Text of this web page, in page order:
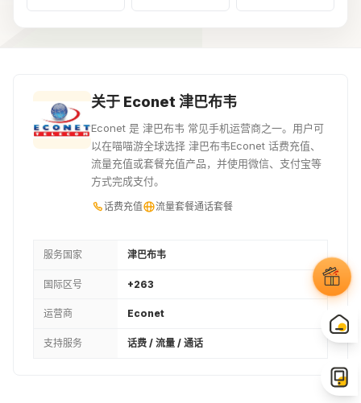
25USD
¥193.29
30USD
¥231.95
关于 Econet 津巴布韦
Econet 是 津巴布韦 常见手机运营商之一。用户可
以在喵喵游全球选择 津巴布韦Econet 话费充值、
流量充值或套餐充值产品，并使用微信、支付宝等
方式完成支付。
话费充值 流量套餐通话套餐
服务国家 津巴布韦
国际区号 +263
运营商 Econet
支持服务 话费 / 流量 / 通话